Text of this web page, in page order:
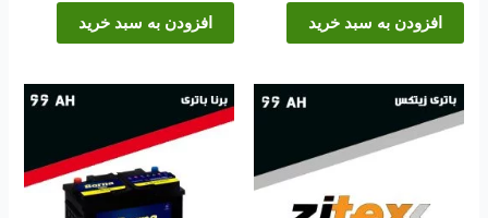
افزودن به سبد خرید افزودن به سبد خرید